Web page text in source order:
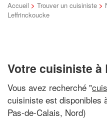
Accueil > Trouver un cuisiniste >
Leffrinckoucke
Votre cuisiniste
Vous avez recherché "
cuisiniste est disponibles
Pas-de-Calais, Nord)